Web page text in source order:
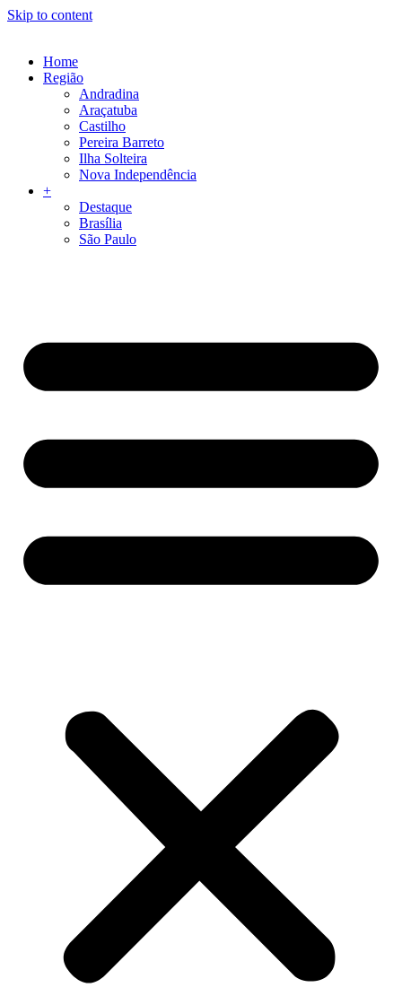
Skip to content
Home
Região
Andradina
Araçatuba
Castilho
Pereira Barreto
Ilha Solteira
Nova Independência
+
Destaque
Brasília
São Paulo